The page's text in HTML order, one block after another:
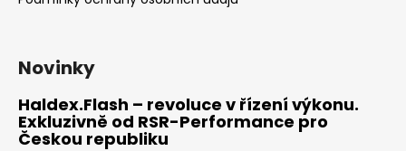
Novinky
Haldex.Flash – revoluce v řízení výkonu.
Exkluzivně od RSR-Performance pro
Českou republiku